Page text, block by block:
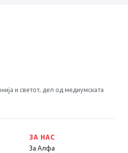
и светот, дел од медиумската
ЗА НАС
За Алфа